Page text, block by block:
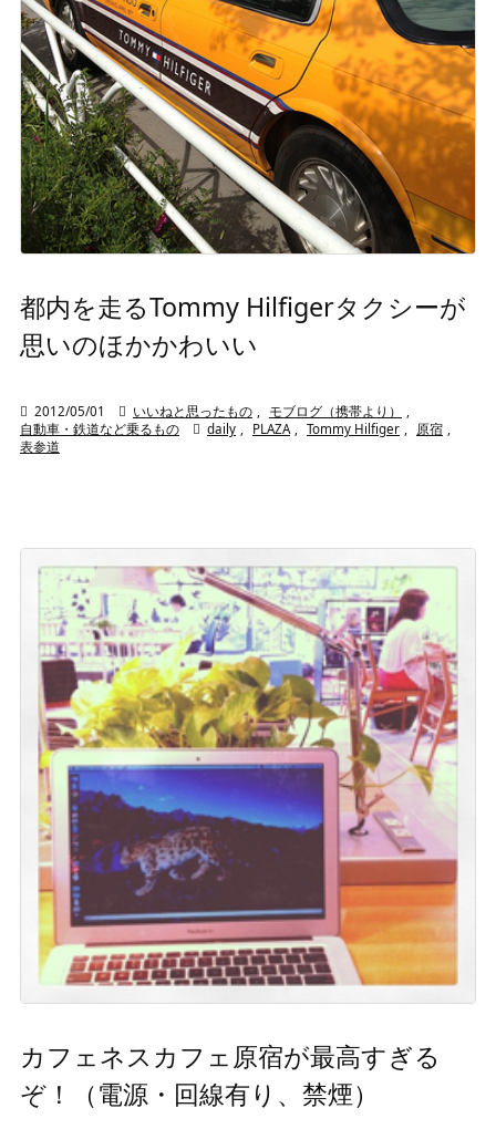
都内を走るTommy Hilfigerタクシーが
思いのほかかわいい
 2012/05/01  いいねと思ったもの モブログ（携帯より）
自動車・鉄道など乗るもの
 daily PLAZA Tommy Hilfiger 原宿
表参道
カフェネスカフェ原宿が最高すぎる
ぞ！（電源・回線有り、禁煙）